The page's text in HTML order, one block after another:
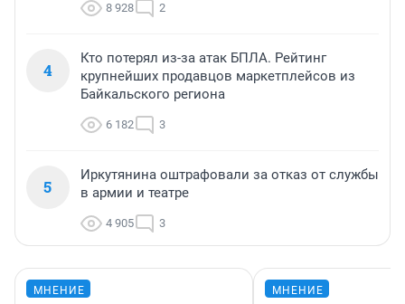
8 928 2
4
Кто потерял из-за атак БПЛА. Рейтинг
крупнейших продавцов маркетплейсов из
Байкальского региона
6 182 3
5
Иркутянина оштрафовали за отказ от службы
в армии и театре
4 905 3
МНЕНИЕ МНЕНИЕ